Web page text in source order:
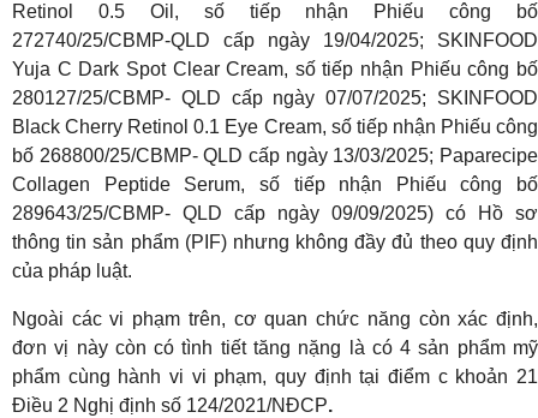
Retinol 0.5 Oil, số tiếp nhận Phiếu công bố
272740/25/CBMP-QLD cấp ngày 19/04/2025; SKINFOOD
Yuja C Dark Spot Clear Cream, số tiếp nhận Phiếu công bố
280127/25/CBMP- QLD cấp ngày 07/07/2025; SKINFOOD
Black Cherry Retinol 0.1 Eye Cream, số tiếp nhận Phiếu công
bố 268800/25/CBMP- QLD cấp ngày 13/03/2025; Paparecipe
Collagen Peptide Serum, số tiếp nhận Phiếu công bố
289643/25/CBMP- QLD cấp ngày 09/09/2025) có Hồ sơ
thông tin sản phẩm (PIF) nhưng không đầy đủ theo quy định
của pháp luật.
Ngoài các vi phạm trên, cơ quan chức năng còn xác định,
đơn vị này còn có tình tiết tăng nặng là có 4 sản phẩm mỹ
phẩm cùng hành vi vi phạm, quy định tại điểm c khoản 21
Điều 2 Nghị định số 124/2021/NĐCP.